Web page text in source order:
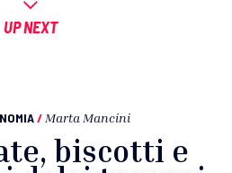
UP NEXT
/ Marta Mancini
biscotti e